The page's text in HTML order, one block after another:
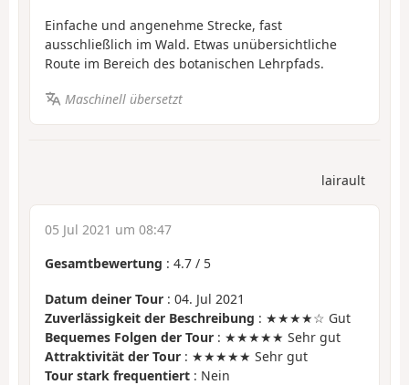
Einfache und angenehme Strecke, fast
ausschließlich im Wald. Etwas unübersichtliche
Route im Bereich des botanischen Lehrpfads.
Maschinell übersetzt
lairault
05 Jul 2021 um 08:47
Gesamtbewertung : 4.7 / 5
Datum deiner Tour : 04. Jul 2021
Zuverlässigkeit der Beschreibung : ★★★★☆ Gut
Bequemes Folgen der Tour : ★★★★★ Sehr gut
Attraktivität der Tour : ★★★★★ Sehr gut
Tour stark frequentiert : Nein